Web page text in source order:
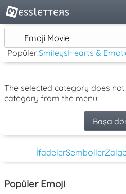
Emoji Movie
Popüler:SmileysHearts &
The selected category does
category from the menu.
Başa
İfadelerSemboller
Popüler Emoji